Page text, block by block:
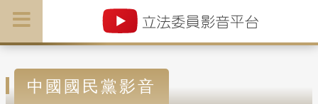
中國國民黨影音